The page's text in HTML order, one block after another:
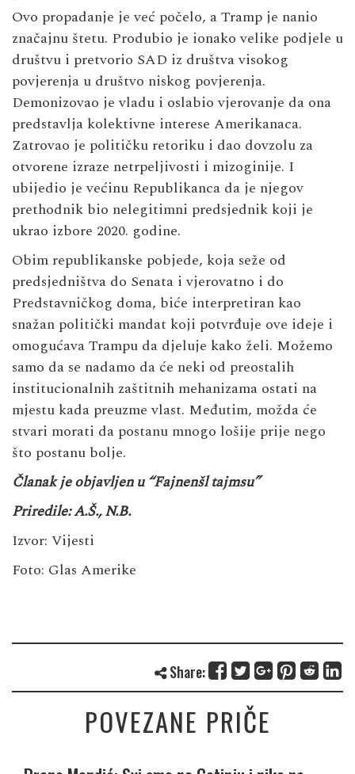
Ovo propadanje je već počelo, a Tramp je nanio
značajnu štetu. Produbio je ionako velike podjele u
društvu i pretvorio SAD iz društva visokog
povjerenja u društvo niskog povjerenja.
Demonizovao je vladu i oslabio vjerovanje da ona
predstavlja kolektivne interese Amerikanaca.
Zatrovao je političku retoriku i dao dovzolu za
otvorene izraze netrpeljivosti i mizoginije. I
ubijedio je većinu Republikanca da je njegov
prethodnik bio nelegitimni predsjednik koji je
ukrao izbore 2020. godine.
Obim republikanske pobjede, koja seže od
predsjedništva do Senata i vjerovatno i do
Predstavničkog doma, biće interpretiran kao
snažan politički mandat koji potvrđuje ove ideje i
omogućava Trampu da djeluje kako želi. Možemo
samo da se nadamo da će neki od preostalih
institucionalnih zaštitnih mehanizama ostati na
mjestu kada preuzme vlast. Međutim, možda će
stvari morati da postanu mnogo lošije prije nego
što postanu bolje.
Članak je objavljen u “Fajnenšl tajmsu”
Priredile: A.Š., N.B.
Izvor: Vijesti
Foto: Glas Amerike
Share:
POVEZANE PRIČE